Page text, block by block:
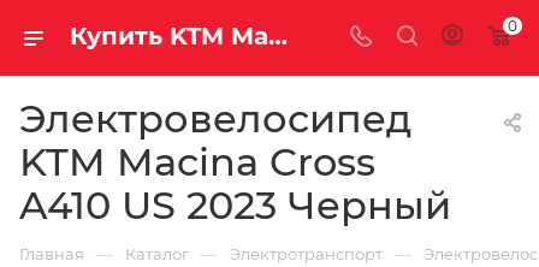
Купить KTM Macina Cross A410 US 2023 Черный за рублей, а со скидкой 0
Электровелосипед
KTM Macina Cross
A410 US 2023 Черный
Главная — Каталог — Электротранспорт —